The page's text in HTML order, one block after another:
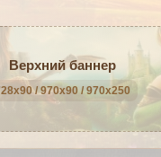
Верхний баннер
/ 970x90 / 970x250